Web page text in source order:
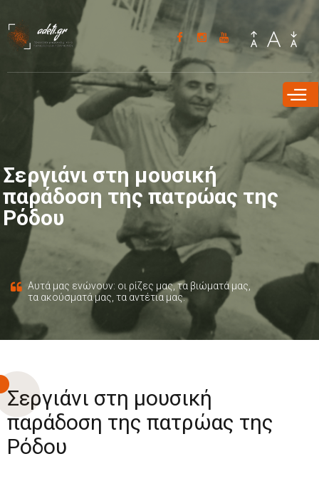
Παράκαμψη
προς το
περιεχόμενο
Σεργιάνι στη μουσική
παράδοση της πατρώας της
Ρόδου
Αυτά μας ενώνουν: οι ρίζες μας, τα βιώματά μας,
τα ακούσματά μας, τα αντέτια μας.
Σεργιάνι στη μουσική
παράδοση της πατρώας της
Ρόδου